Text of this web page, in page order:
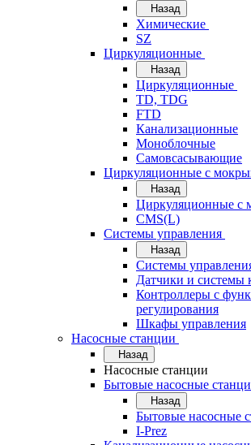
Назад
Химические
SZ
Циркуляционные
Назад
Циркуляционные
TD, TDG
FTD
Канализационные
Моноблочные
Самовсасывающие
Циркуляционные с
Назад
Циркуляционные с
CMS(L)
Системы управления
Назад
Системы
Датчики и системы
Контроллеры с
регулирования
Шкафы управления
Насосные станции
Назад
Насосные станции
Бытовые насосные
Назад
Бытовые насосные
I-Prez